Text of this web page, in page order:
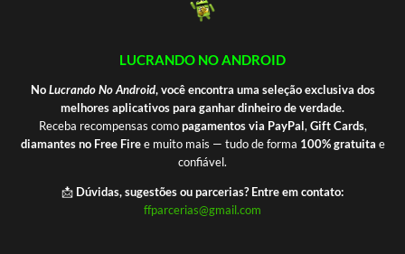
LUCRANDO NO ANDROID
NoLucrando No Android, você encontra uma seleção exclusiva dos
melhores aplicativos para ganhar dinheiro de verdade.
Receba recompensas comopagamentos via PayPal, Gift Cards,
diamantes no Free Firee muito mais — tudo de forma 100% gratuita e
confiável.
📩 Dúvidas, sugestões ou parcerias? Entre em contato:
ffparcerias@gmail.com